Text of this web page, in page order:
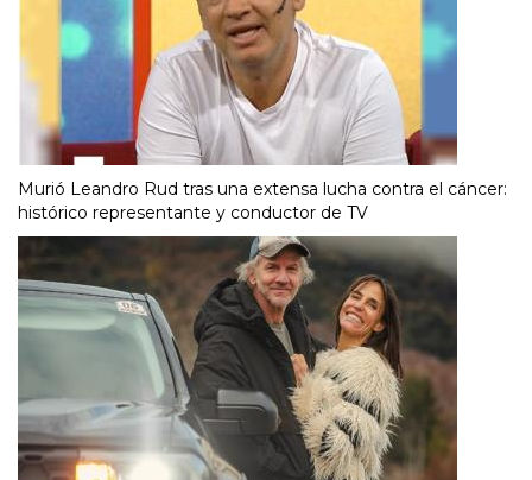
Murió Leandro Rud tras una extensa lucha contra el cáncer:
histórico representante y conductor de TV